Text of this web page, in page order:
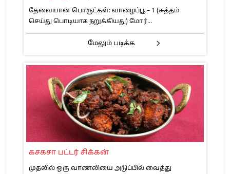
தேவையான பொருட்கள்: வாழைப்பூ – 1 (சுத்தம்
செய்து பொடியாக நறுக்கியது) மோர்...
மேலும் படிக்க
கசகசா பட்டர் சிக்கன்
முதலில் ஒரு வாணலியை அடுப்பில் வைத்து